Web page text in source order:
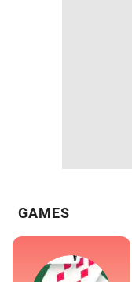
GAMES